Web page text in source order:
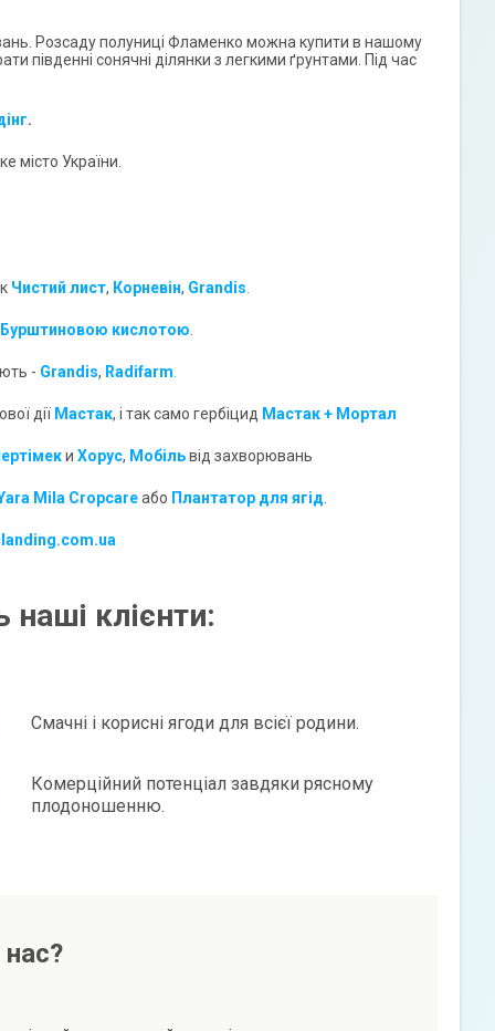
Розсаду полуниці Фламенко можна купити в нашому
південні сонячні ділянки з легкими ґрунтами. Під час
.
місто України.
Чистий лист, Корневін, Grandis
Бурштиновою кислотою
- Grandis, Radifarm
дії Мастак, і так само гербіцид Мастак + Мортал
и Хорус, Мобільвід захворювань
Mila Cropcareабо Плантатор для ягід
наші клієнти:
Смачні і корисні ягоди для всієї родини.
Комерційний потенціал завдяки рясному
плодоношенню.